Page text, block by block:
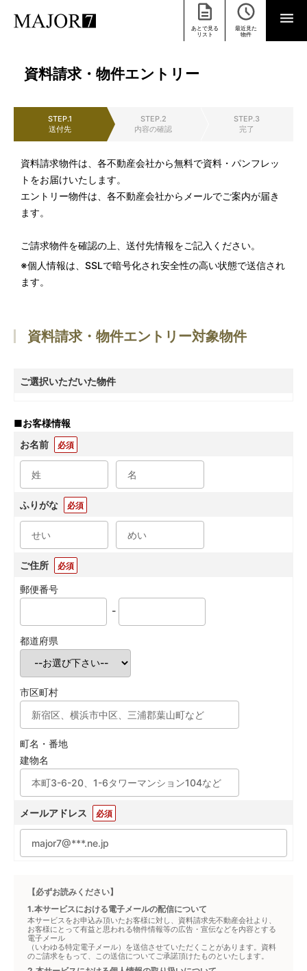
あとで見る
リスト
最近見た
物件
資料請求・物件エントリー
STEP.1
送付先
STEP.2
内容の確認
STEP.3
完了
資料請求物件は、各不動産会社から無料で資料・パンフレッ
トをお届けいたします。
エントリー物件は、各不動産会社からメールでご案内が届き
ます。
ご請求物件を確認の上、送付先情報をご記入ください。
※個人情報は、SSLで暗号化され安全性の高い状態で送信され
ます。
資料請求・物件エントリー対象物件
ご選択いただいた物件
■お客様情報
お名前
必須
ふりがな 必須
ご住所 必須
郵便番号
-
都道府県
市区町村
町名・番地
建物名
メールアドレス 必須
【必ずお読みください】
1.本サービスにおける電子メールの配信について
本サービスをお申込み頂いたお客様に対し、資料請求先不動産会社より、
お客様にとって有益と思われる物件情報等の広告・宣伝などを内容とする
電子メール
（いわゆる特定電子メール）を送信させていただくことがあります。資料
のご請求をもって、この送信についてご承諾頂けたものといたします。